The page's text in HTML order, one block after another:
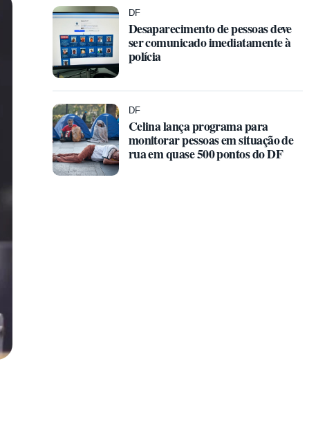
DF
Desaparecimento de pessoas deve
ser comunicado imediatamente à
polícia
DF
Celina lança programa para
monitorar pessoas em situação de
rua em quase 500 pontos do DF